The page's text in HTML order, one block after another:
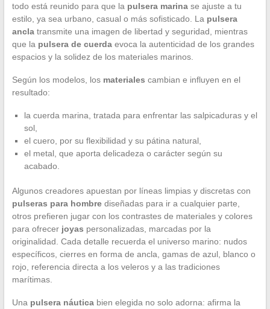
todo está reunido para que la pulsera marinase ajuste a tu
estilo, ya sea urbano, casual o más sofisticado. La pulsera
anclatransmite una imagen de libertad y seguridad, mientras
que la pulsera de cuerdaevoca la autenticidad de los grandes
espacios y la solidez de los materiales marinos.
Según los modelos, los materiales cambian e influyen en el
resultado:
la cuerda marina, tratada para enfrentar las salpicaduras y el
sol,
el cuero, por su flexibilidad y su pátina natural,
el metal, que aporta delicadeza o carácter según su
acabado.
Algunos creadores apuestan por líneas limpias y discretas con
pulseras para hombrediseñadas para ir a cualquier parte,
otros prefieren jugar con los contrastes de materiales y colores
para ofrecer joyas personalizadas, marcadas por la
originalidad. Cada detalle recuerda el universo marino: nudos
específicos, cierres en forma de ancla, gamas de azul, blanco o
rojo, referencia directa a los veleros y a las tradiciones
marítimas.
Una pulsera náuticabien elegida no solo adorna: afirma la